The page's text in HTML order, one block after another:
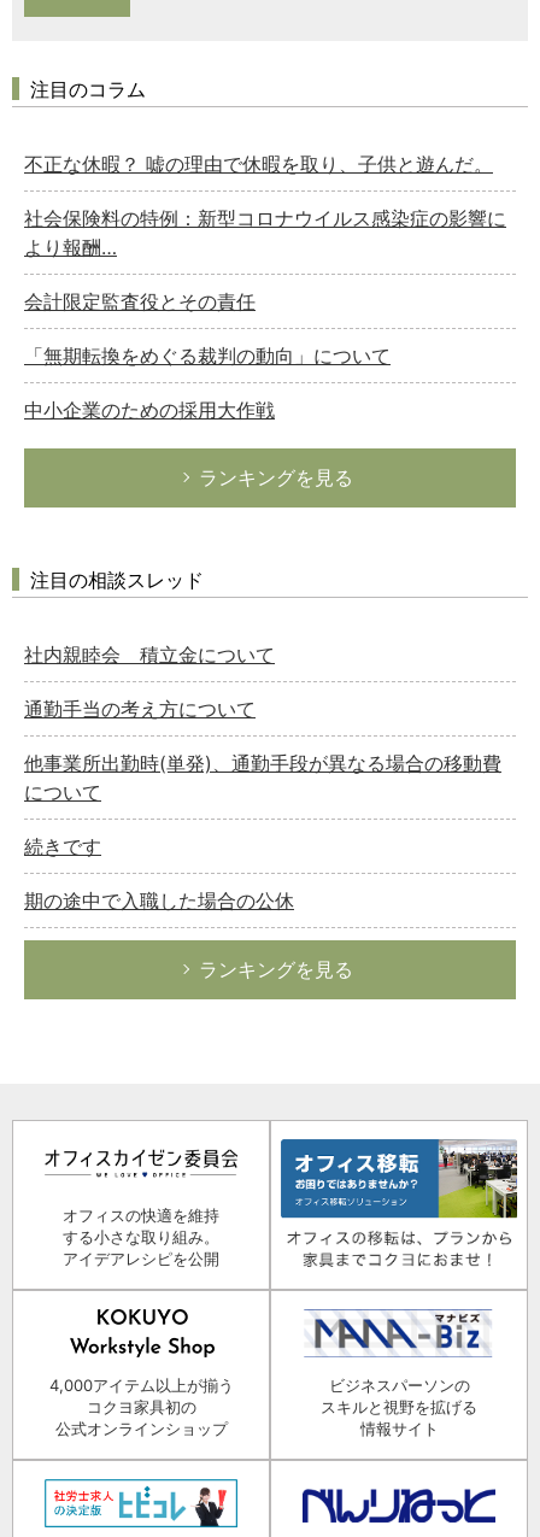
注目のコラム
不正な休暇？ 嘘の理由で休暇を取り、子供と遊んだ。
社会保険料の特例：新型コロナウイルス感染症の影響に
より報酬…
会計限定監査役とその責任
「無期転換をめぐる裁判の動向」について
中小企業のための採用大作戦
ランキングを見る
注目の相談スレッド
社内親睦会 積立金について
通勤手当の考え方について
他事業所出勤時(単発)、通勤手段が異なる場合の移動費
について
続きです
期の途中で入職した場合の公休
ランキングを見る
オフィスの快適を維持
する小さな取り組み。
アイデアレシピを公開
4,000アイテム以上が揃う
コクヨ家具初の
公式オンラインショップ
ビジネスパーソンの
スキルと視野を拡げる
情報サイト